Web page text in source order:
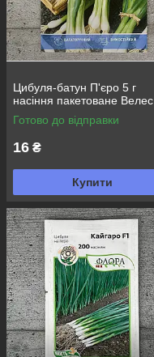
Цибуля-батун П'єро 5 г
насіння пакетоване Велес
Готово до відправки
16 ₴
Купити